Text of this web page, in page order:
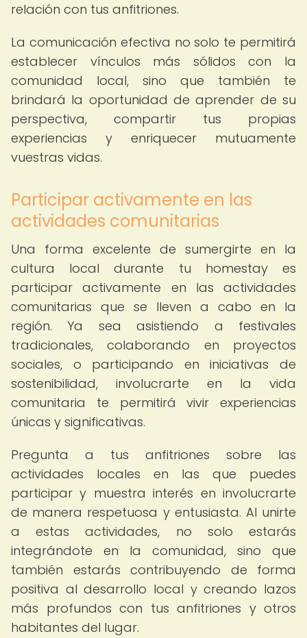
relación con tus anfitriones.
La comunicación efectiva no solo te permitirá
establecer vínculos más sólidos con la
comunidad local, sino que también te
brindará la oportunidad de aprender de su
perspectiva, compartir tus propias
experiencias y enriquecer mutuamente
vuestras vidas.
Participar activamente en las
actividades comunitarias
Una forma excelente de sumergirte en la
cultura local durante tu homestay es
participar activamente en las actividades
comunitarias que se lleven a cabo en la
región. Ya sea asistiendo a festivales
tradicionales, colaborando en proyectos
sociales, o participando en iniciativas de
sostenibilidad, involucrarte en la vida
comunitaria te permitirá vivir experiencias
únicas y significativas.
Pregunta a tus anfitriones sobre las
actividades locales en las que puedes
participar y muestra interés en involucrarte
de manera respetuosa y entusiasta. Al unirte
a estas actividades, no solo estarás
integrándote en la comunidad, sino que
también estarás contribuyendo de forma
positiva al desarrollo local y creando lazos
más profundos con tus anfitriones y otros
habitantes del lugar.